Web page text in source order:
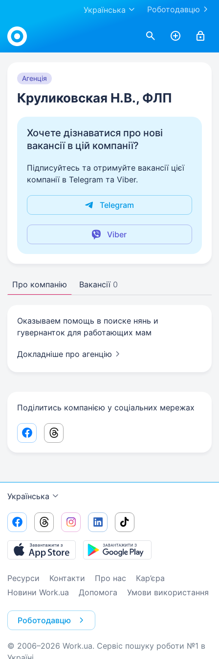
Роботодавцю
Українська
Work.ua
Агенція
Круликовская Н.В., ФЛП
Хочете дізнаватися про нові
вакансії в цій компанії?
Підписуйтесь та отримуйте вакансії цієї
компанії в Telegram та Viber.
Telegram
Viber
Про компанію Вакансії 0
Оказываем помощь в поиске нянь и
гувернанток для работающих мам
Докладніше про агенцію
Поділитись компанією у соціальних мережах
Facebook share link
Threads share link
Українська
Ресурси Контакти Про нас
Кар’єра
Новини Work.ua
Допомога Умови використання
Роботодавцю
© 2006–2026 Work.ua. Сервіс пошуку роботи №1 в